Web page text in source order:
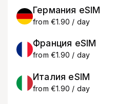
Германия eSIM
from €1.90 / day
Франция eSIM
from €1.90 / day
Италия eSIM
from €1.90 / day